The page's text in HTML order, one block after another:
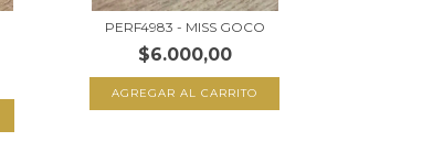
PERF4983 - MISS GOCO
$6.000,00
AGREGAR AL CARRITO